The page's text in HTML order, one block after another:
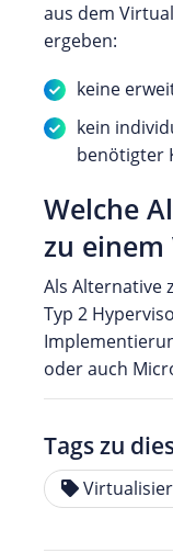
aus dem
ergeben:
keine
kein
benötigter
Welche
zu einem
Als Alternative
Typ 2
oder auch
Tags zu